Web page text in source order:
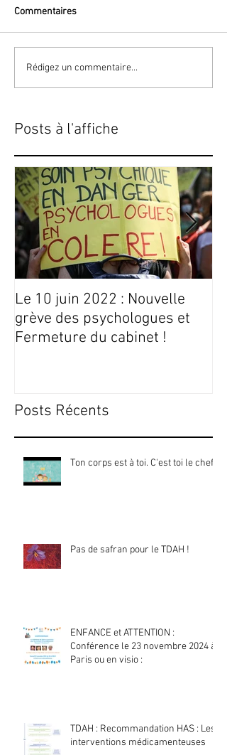
Commentaires
Rédigez un commentaire...
Posts à l'affiche
Le 10 juin 2022 : Nouvelle
grève des psychologues et
Fermeture du cabinet !
Posts Récents
Ton corps est à toi. C'est toi le chef !
Pas de safran pour le TDAH !
ENFANCE et ATTENTION :
Conférence le 23 novembre 2024 à
Paris ou en visio :
TDAH : Recommandation HAS : Les
interventions médicamenteuses